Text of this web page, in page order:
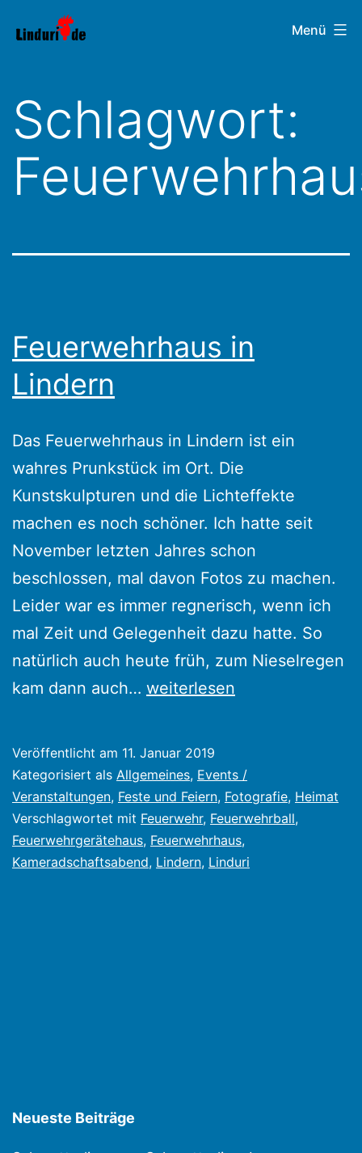
Inhalt
Linduri.de Menü
Schlagwort:
Feuerwehrhaus in
Lindern
Das Feuerwehrhaus in Lindern ist ein
wahres Prunkstück im Ort. Die
Kunstskulpturen und die Lichteffekte
machen es noch schöner. Ich hatte seit
November letzten Jahres schon
beschlossen, mal davon Fotos zu machen.
Leider war es immer regnerisch, wenn ich
mal Zeit und Gelegenheit dazu hatte. So
natürlich auch heute früh, zum Nieselregen
kam dann auch… Feuerwehrhaus
weiterlesen
Veröffentlicht am 11. Januar 2019
Kategorisiert als Allgemeines, Events /
Veranstaltungen, Feste und Feiern, Fotografie, Heimat
Verschlagwortet mit Feuerwehr, Feuerwehrball,
Feuerwehrgerätehaus, Feuerwehrhaus,
Kameradschaftsabend, Lindern, Linduri
Neueste Beiträge